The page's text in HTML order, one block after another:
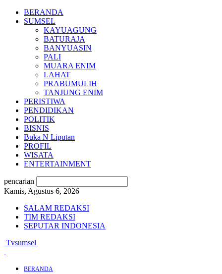
BERANDA
SUMSEL
KAYUAGUNG
BATURAJA
BANYUASIN
PALI
MUARA ENIM
LAHAT
PRABUMULIH
TANJUNG ENIM
PERISTIWA
PENDIDIKAN
POLITIK
BISNIS
Buka N Liputan
PROFIL
WISATA
ENTERTAINMENT
pencarian
Kamis, Agustus 6, 2026
SALAM REDAKSI
TIM REDAKSI
SEPUTAR INDONESIA
Tvsumsel
BERANDA